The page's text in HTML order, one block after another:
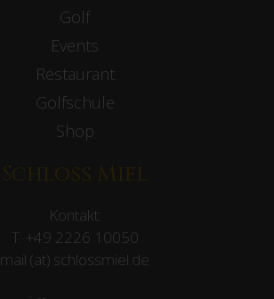
Golf
Events
Restaurant
Golfschule
Shop
Schloss Miel
Kontakt:
T: +49 2226 10050
mail (at) schlossmiel.de